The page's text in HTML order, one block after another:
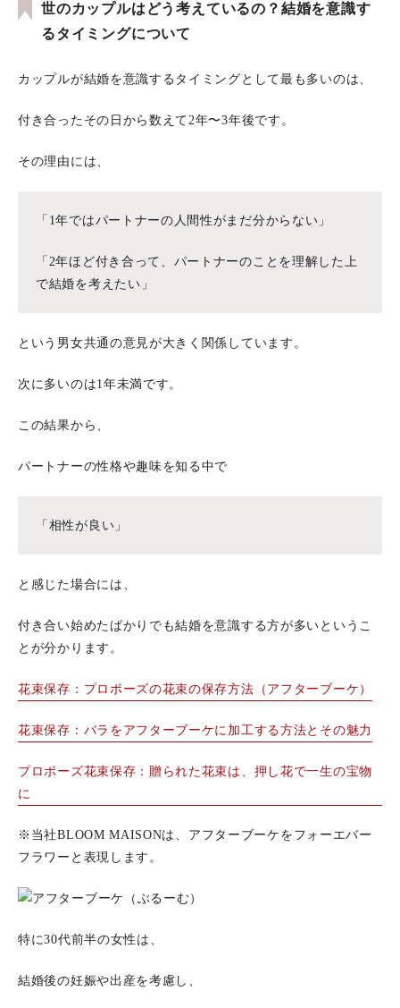
世のカップルはどう考えているの？結婚を意識す
るタイミングについて
カップルが結婚を意識するタイミングとして最も多いのは、
付き合ったその日から数えて2年〜3年後です。
その理由には、
「1年ではパートナーの人間性がまだ分からない」
「2年ほど付き合って、パートナーのことを理解した上
で結婚を考えたい」
という男女共通の意見が大きく関係しています。
次に多いのは1年未満です。
この結果から、
パートナーの性格や趣味を知る中で
「相性が良い」
と感じた場合には、
付き合い始めたばかりでも結婚を意識する方が多いというこ
とが分かります。
花束保存：プロポーズの花束の保存方法（アフターブーケ）
花束保存：バラをアフターブーケに加工する方法とその魅力
プロポーズ花束保存：贈られた花束は、押し花で一生の宝物
に
※当社BLOOM MAISONは、アフターブーケをフォーエバー
フラワーと表現します。
特に30代前半の女性は、
結婚後の妊娠や出産を考慮し、